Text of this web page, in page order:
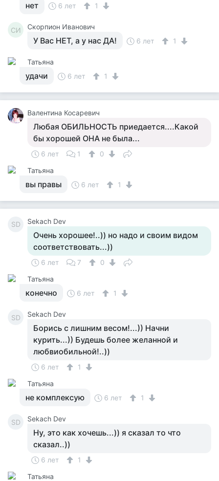
нет 6 лет 1
СИ Скорпион Иванович
У Вас НЕТ, а у нас ДА! 6 лет 1
Татьяна
удачи 6 лет 1
Валентина Косаревич
Любая ОБИЛЬНОСТЬ приедается....Какой
бы хорошей ОНА не была...
6 лет 1
0
Татьяна
вы правы 6 лет 1
SD Sekach Dev
Очень хорошее!..)) но надо и своим видом
соответствовать...))
6 лет 7
0
Татьяна
конечно 6 лет 1
SD Sekach Dev
Борись с лишним весом!...)) Начни
курить...)) Будешь более желанной и
любвиобильной!..))
6 лет
1
Татьяна
не комплексую 6 лет 1
SD Sekach Dev
Ну, это как хочешь...)) я сказал то что
сказал..))
6 лет
1
Татьяна